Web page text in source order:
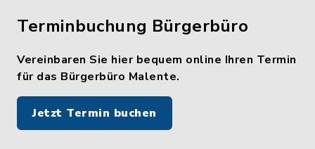
Terminbuchung Bürgerbüro
Vereinbaren Sie hier bequem online Ihren Termin
für das Bürgerbüro Malente.
Jetzt Termin buchen